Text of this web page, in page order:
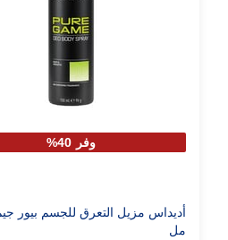
وفر 40%
مل